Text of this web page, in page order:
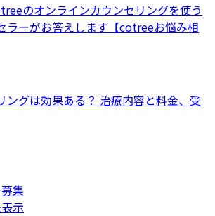
のオンラインカウンセリングを使う
ラーがお答えします【cotreeお悩み相
ングは効果ある？ 治療内容と料金、受
集
示